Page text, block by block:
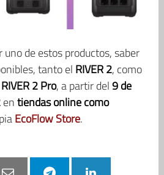
uno de estos productos, saber
tanto el RIVER 2, como
RIVER 2 Pro, a partir del9 de
entiendas online como
EcoFlow Store.